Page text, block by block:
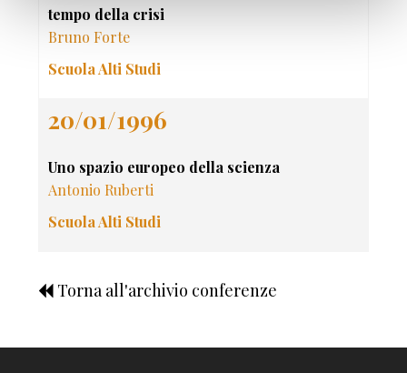
tempo della crisi
Bruno Forte
Scuola Alti Studi
20/01/1996
Uno spazio europeo della scienza
Antonio Ruberti
Scuola Alti Studi
Torna all'archivio conferenze